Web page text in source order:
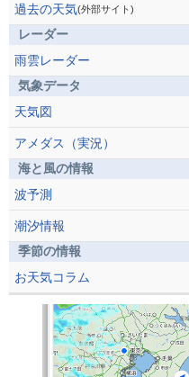
過去の天気(外部サイト)
レーダー
雨雲レーダー
気象データ
天気図
アメダス（実況）
海と風の情報
波予測
潮汐情報
季節の情報
お天気コラム